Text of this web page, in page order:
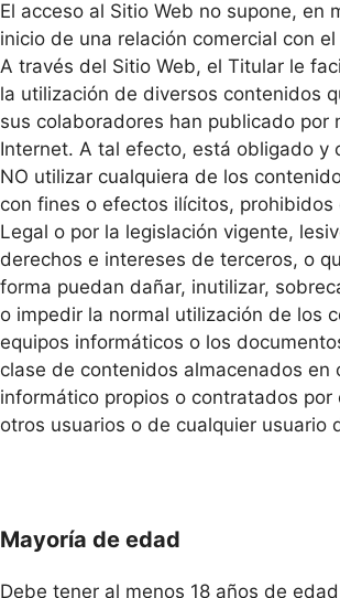
El acceso al Sitio Web no supone, en
inicio de una relación comercial con el
A través del Sitio Web, el Titular le
la utilización de diversos contenidos
sus colaboradores han publicado por
Internet. A tal efecto, está obligado y
NO utilizar cualquiera de los
con fines o efectos ilícitos, prohibidos
Legal o por la legislación vigente,
derechos e intereses de terceros, o
forma puedan dañar, inutilizar,
o impedir la normal utilización de los
equipos informáticos o los
clase de contenidos almacenados en
informático propios o contratados por
otros usuarios o de cualquier usuario
Mayoría de edad
Debe tener al menos 18 años de